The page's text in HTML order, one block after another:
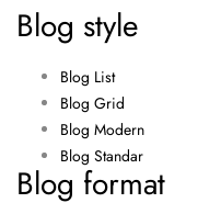
Blog style
Blog List
Blog Grid
Blog Modern
Blog Standar
Blog format